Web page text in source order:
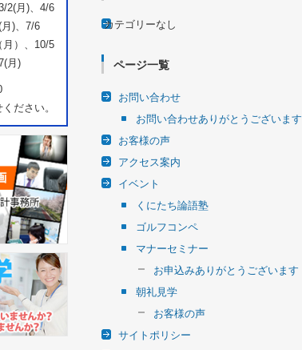
カテゴリーなし
ページ一覧
お問い合わせ
お問い合わせありがとうございます
お客様の声
アクセス案内
イベント
くにたち論語塾
ゴルフコンペ
マナーセミナー
お申込みありがとうございます
朝礼見学
お客様の声
サイトポリシー
2(月)、4/6
)、7/6
月）、10/5
月)
ださい。